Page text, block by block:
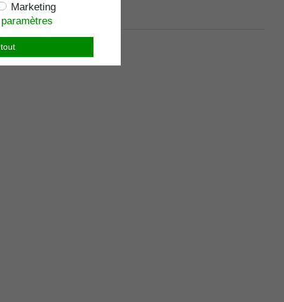
Marketing